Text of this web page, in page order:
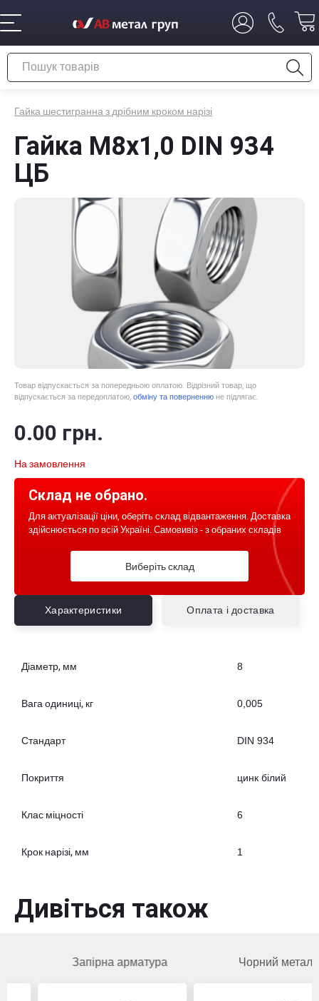
Гайка шестигранна з дрібним кроком нарізі
Гайка М8x1,0 DIN 934
ЦБ
Товар відпускається за попередньою оплатою. Відрізний товар, що
відпускається за передоплатою, обміну та поверненню не підлягає.
0.00 грн.
На замовлення
Склад не обрано.
Для актуалізації ціни, оберіть склад відвантаження. Доставка
здійснюється по всій Україні. Самовивіз - з обраних складів
Виберіть склад
Характеристики Оплата і доставка
Діаметр, мм 8
Вага одиниці, кг 0,005
Стандарт DIN 934
Покриття цинк білий
Клас міцності 6
Крок нарізі, мм 1
Дивіться також
Запірна арматура Чорний метал